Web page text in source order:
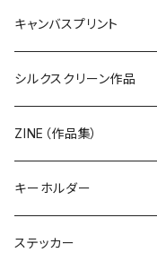
キャンバスプリント
シルクスクリーン作品
ZINE（作品集）
キーホルダー
ステッカー